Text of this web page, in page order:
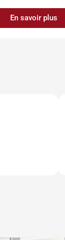
En savoir plus